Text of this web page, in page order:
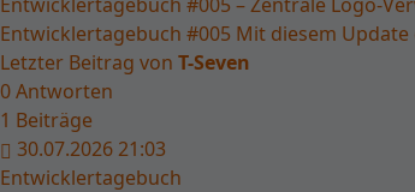
Entwicklertagebuch #005 Mit diesem
Letzter Beitrag von T-Seven
0Antworten
1 Beiträge
30.07.2026 21:03
Entwicklertagebuch